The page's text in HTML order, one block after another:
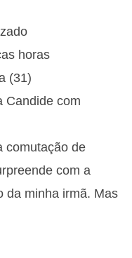
horas
(31)
Candide com
comutação de
com a
da minha irmã. Mas